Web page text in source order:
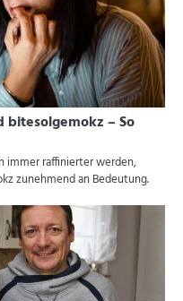
bitesolgemokz – So
immer raffinierter werden,
zunehmend an Bedeutung.